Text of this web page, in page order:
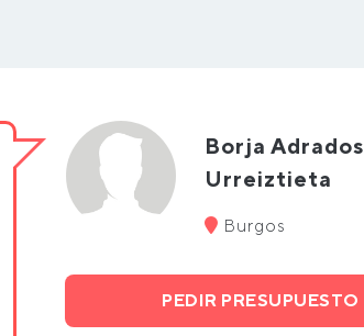
Borja Adrados
Urreiztieta
Burgos
PEDIR PRESUPUESTO